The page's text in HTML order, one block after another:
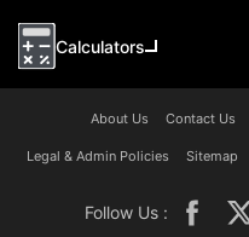
Calculators
About Us Contact Us
Legal & Admin Policies Sitemap
Follow Us :